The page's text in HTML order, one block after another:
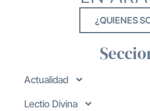
¿QUIENES
Actualidad
Lectio Divina